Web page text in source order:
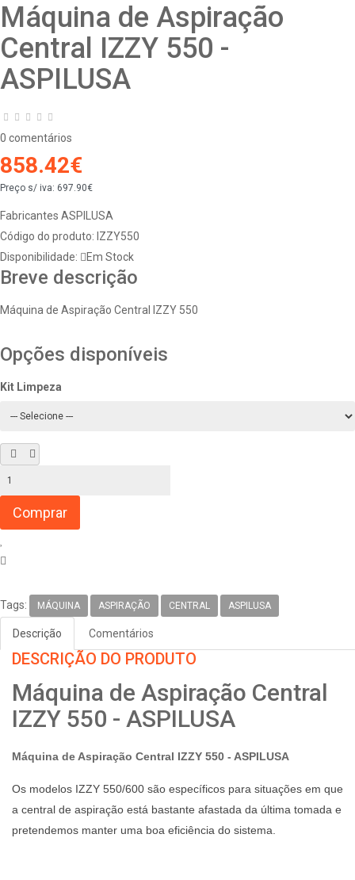
Máquina de Aspiração
Central IZZY 550 -
ASPILUSA
0 comentários
858.42€
Preço s/ iva: 697.90€
Fabricantes ASPILUSA
Código do produto: IZZY550
Disponibilidade:
Em Stock
Breve descrição
Máquina de Aspiração Central IZZY 550
Opções disponíveis
Kit Limpeza
Tags: MÁQUINA ASPIRAÇÃO CENTRAL ASPILUSA
Descrição Comentários
DESCRIÇÃO DO PRODUTO
Máquina de Aspiração Central
IZZY 550 - ASPILUSA
Máquina de Aspiração Central IZZY 550 - ASPILUSA
Os modelos IZZY 550/600 são específicos para situações em que
a central de aspiração está bastante afastada da última tomada e
pretendemos manter uma boa eficiência do sistema.